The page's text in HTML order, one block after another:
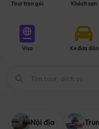
Tour trọn gói Khách sạn
Visa Xe đưa đón
Nội địa